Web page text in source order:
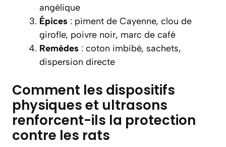
angélique
Épices : piment de Cayenne, clou de
girofle, poivre noir, marc de café
Remèdes : coton imbibé, sachets,
dispersion directe
Comment les dispositifs
physiques et ultrasons
renforcent-ils la protection
contre les rats